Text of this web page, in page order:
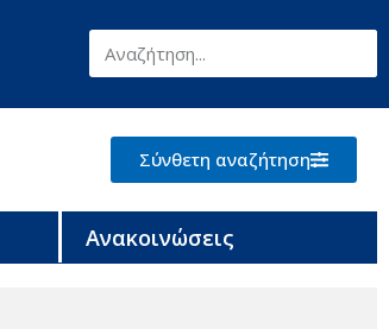
Σύνθετη αναζήτηση
Ανακοινώσεις